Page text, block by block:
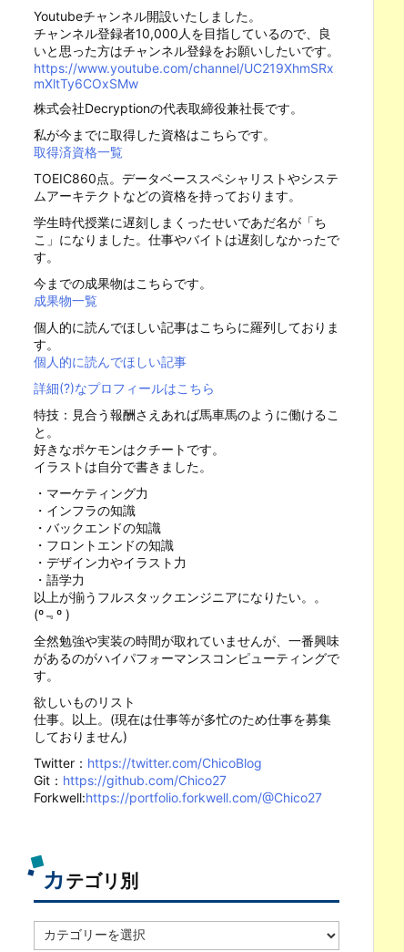
Youtubeチャンネル開設いたしました。
チャンネル登録者10,000人を目指しているので、良
いと思った方はチャンネル登録をお願いしたいです。
https://www.youtube.com/channel/UC219XhmSRx
mXltTy6COxSMw
株式会社Decryptionの代表取締役兼社長です。
私が今までに取得した資格はこちらです。
取得済資格一覧
TOEIC860点。データベーススペシャリストやシステ
ムアーキテクトなどの資格を持っております。
学生時代授業に遅刻しまくったせいであだ名が「ち
こ」になりました。仕事やバイトは遅刻しなかったで
す。
今までの成果物はこちらです。
成果物一覧
個人的に読んでほしい記事はこちらに羅列しておりま
す。
個人的に読んでほしい記事
詳細(?)なプロフィールはこちら
特技：見合う報酬さえあれば馬車馬のように働けるこ
と。
好きなポケモンはクチートです。
イラストは自分で書きました。
・マーケティング力
・インフラの知識
・バックエンドの知識
・フロントエンドの知識
・デザイン力やイラスト力
・語学力
以上が揃うフルスタックエンジニアになりたい。。
(º﹃º )
全然勉強や実装の時間が取れていませんが、一番興味
があるのがハイパフォーマンスコンピューティングで
す。
欲しいものリスト
仕事。以上。(現在は仕事等が多忙のため仕事を募集
しておりません)
Twitter： https://twitter.com/ChicoBlog
Git： https://github.com/Chico27
Forkwell:https://portfolio.forkwell.com/@Chico27
カテゴリ別
テ